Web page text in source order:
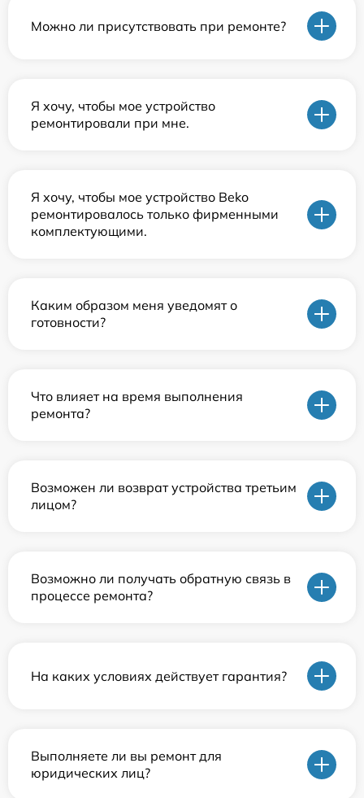
Можно ли присутствовать при ремонте?
Я хочу, чтобы мое устройство
ремонтировали при мне.
Я хочу, чтобы мое устройство Beko
ремонтировалось только фирменными
комплектующими.
Каким образом меня уведомят о
готовности?
Что влияет на время выполнения
ремонта?
Возможен ли возврат устройства третьим
лицом?
Возможно ли получать обратную связь в
процессе ремонта?
На каких условиях действует гарантия?
Выполняете ли вы ремонт для
юридических лиц?